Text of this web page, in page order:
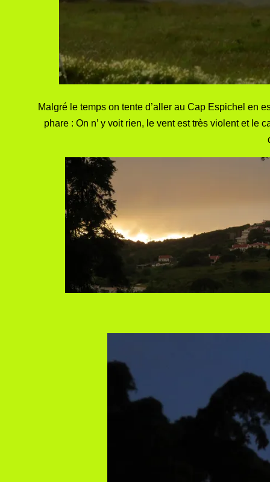
Malgré le temps on tente d’aller au Cap Espichel en
phare : On n’ y voit rien, le vent est très violent et le